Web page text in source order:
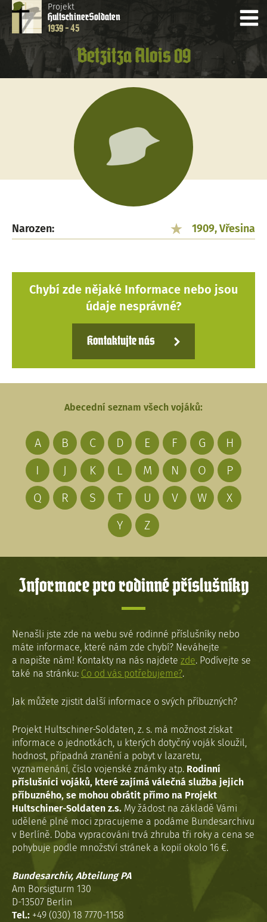
Projekt
HultschinerSoldaten
1939 - 45
Betzitza Alois 09
Narozen: 1909, Vřesina
Chybí zde nějaké Informace nebo jsou
údaje nesprávné?
Kontaktujte nás
Abecední seznam všech vojáků:
A B C D E F G
H
I
J K L M N O
P
Q
R S T U V W
X
Y
Z
Informace pro rodinné příslušníky
Nenašli jste zde na webu své rodinné příslušníky nebo
máte informace, které nám zde chybí? Neváhejte
a napište nám! Kontakty na nás najdete zde. Podívejte se
také na stránku: Co od vás potřebujeme?.
Jak můžete zjistit další informace o svých příbuzných?
Projekt Hultschiner-Soldaten, z. s. má možnost získat
informace o jednotkách, u kterých dotyčný voják sloužil,
hodnost, případná zranění a pobyt v lazaretu,
vyznamenání, číslo vojenské známky atp. Rodinní
příslušníci vojáků, které zajímá válečná služba jejich
příbuzného, se mohou obrátit přímo na Projekt
Hultschiner-Soldaten z.s. My žádost na základě Vámi
udělené plné moci zpracujeme a podáme Bundesarchivu
v Berlíně. Doba vypracováni trvá zhruba tři roky a cena se
pohybuje podle množství stránek a kopií okolo 16 €.
Bundesarchiv, Abteilung PA
Am Borsigturm 130
D-13507 Berlin
Tel.: +49 (030) 18 7770-1158